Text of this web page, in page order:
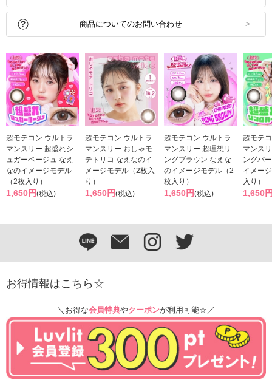
商品についてのお問い合わせ
超モテコン ウルトラ
マンスリー 超盛れシ
ュガーベージュ なえ
なのイメージモデル
（2枚入り）
1,650円(税込)
超モテコン ウルトラ
マンスリー おしゃモ
テトリコ なえなのイ
メージモデル（2枚入
り）
1,650円(税込)
超モテコン ウルトラ
マンスリー 超理想リ
ングブラウン なえな
のイメージモデル（2
枚入り）
1,650円(税込)
超モテ
マンス
ングパ
イメー
入り）
1,650
お得情報はこちら☆
＼お得な会員特典やクーポンが利用可能☆／